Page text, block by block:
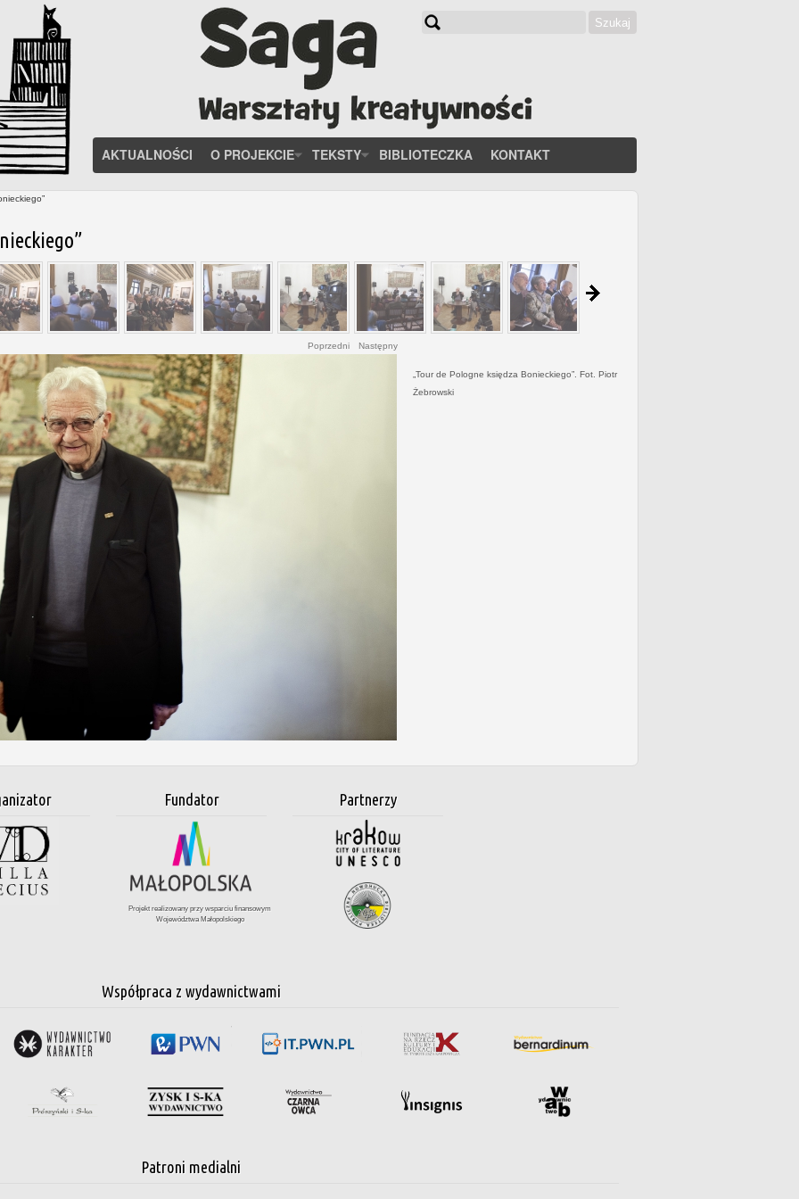
Szukaj
AKTUALNOŚCI O PROJEKCIE TEKSTY BIBLIOTECZKA KONTAKT
Poprzedni Następny
„Tour de Pologne księdza Bonieckiego”. Fot. Piotr
Żebrowski
Fundator
Projekt realizowany przy wsparciu finansowym
Województwa Małopolskiego
Partnerzy
Współpraca z wydawnictwami
Patroni medialni